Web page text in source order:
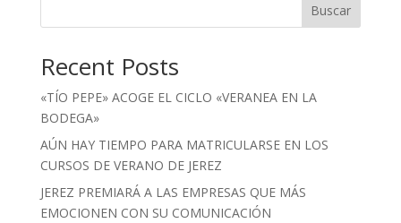
Buscar
Recent Posts
«TÍO PEPE» ACOGE EL CICLO «VERANEA EN LA
BODEGA»
AÚN HAY TIEMPO PARA MATRICULARSE EN LOS
CURSOS DE VERANO DE JEREZ
JEREZ PREMIARÁ A LAS EMPRESAS QUE MÁS
EMOCIONEN CON SU COMUNICACIÓN